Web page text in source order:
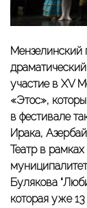
Мензелинский
участие в XV
«Этос»,
в фестивале
Ирака,
Театр в
Булякова
которая уже